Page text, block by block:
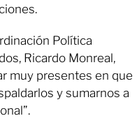
Política
Ricardo Monreal,
muy presentes en que
y sumarnos a